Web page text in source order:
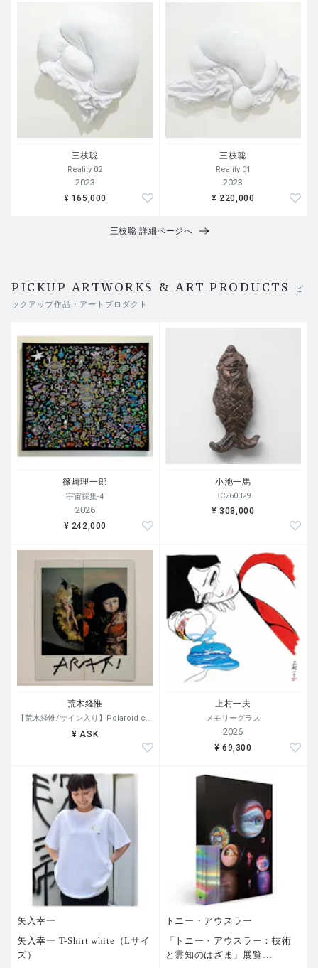
三枝聡
Reality 02
2023
¥ 165,000
三枝聡
Reality 01
2023
¥ 220,000
三枝聡 詳細ページへ
PICKUP ARTWORKS & ART PRODUCTS
ピ
ックアップ作品・アートプロダクト
篠崎理一郎
宇宙採集-4
2026
¥ 242,000
小池一馬
BC260329
¥ 308,000
荒木経惟
【荒木経惟/サイン入り】Polaroid collage
¥ ASK
上村一夫
メモリーグラス
2026
¥ 69,300
矢入幸一
矢入幸一 T-Shirt white（Lサイ
ズ）
トニー・アウスラー
「トニー・アウスラー：技術
と霊知のはざま」展覧